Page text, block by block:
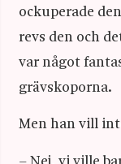
ockuperade
revs den och
var något
grävskoporna.
Men han vill